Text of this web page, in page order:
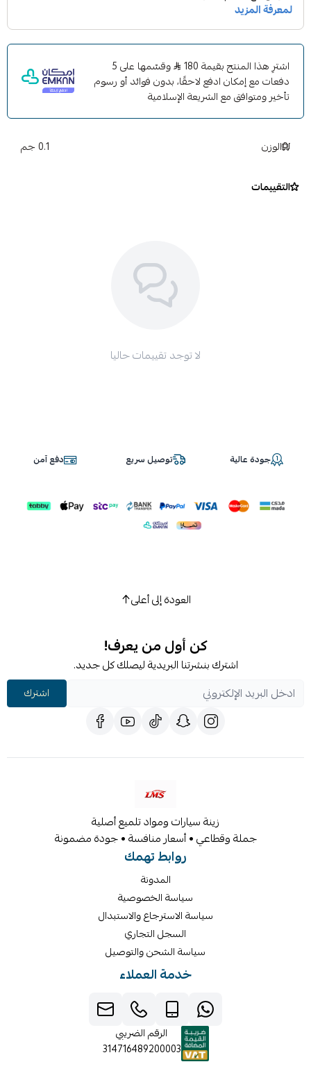
اشترِ هذا المنتج بقيمة 180
وقسّمها على 5
دفعات مع إمكان ادفع لاحقًا، بدون فوائد أو رسوم
تأخير ومتوافق مع الشريعة الإسلامية
الوزن 0.1 جم
التقييمات
لا توجد تقييمات حاليا
جودة عالية توصيل سريع دفع آمن
العودة إلى أعلى
كن أول من يعرف!
اشترك بنشرتنا البريدية ليصلك كل جديد.
اشترك
زينة سيارات ومواد تلميع أصلية
جملة وقطاعي • أسعار منافسة • جودة مضمونة
روابط تهمك
المدونة
سياسة الخصوصية
سياسة الاسترجاع والاستبدال
السجل التجاري
سياسة الشحن والتوصيل
خدمة العملاء
الرقم الضريبي
314716489200003